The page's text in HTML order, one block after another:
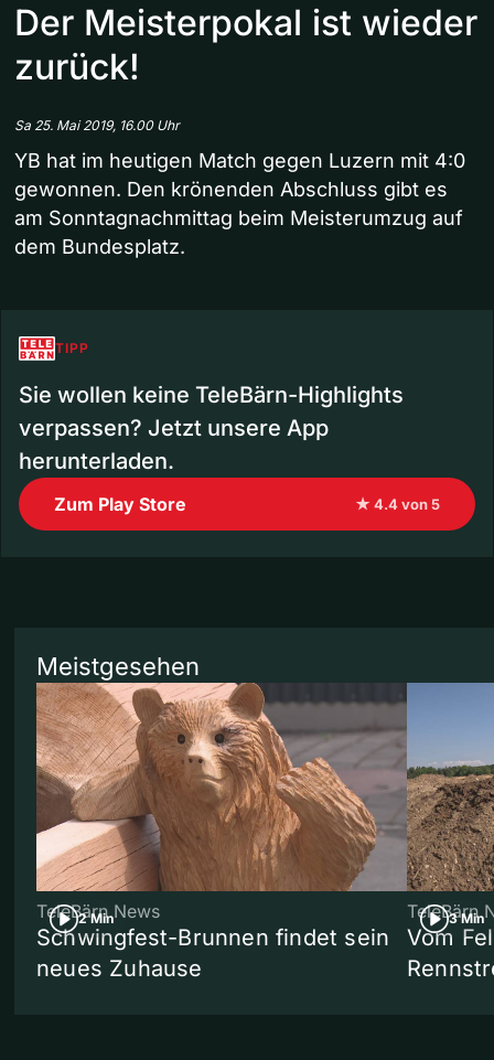
Der Meisterpokal ist wieder
zurück!
Sa 25. Mai 2019, 16.00 Uhr
YB hat im heutigen Match gegen Luzern mit 4:0
gewonnen. Den krönenden Abschluss gibt es
am Sonntagnachmittag beim Meisterumzug auf
dem Bundesplatz.
TIPP
Sie wollen keine TeleBärn-Highlights
verpassen? Jetzt unsere App
herunterladen.
Zum Play Store ★ 4.4 von 5
Meistgesehen
2 Min
TeleBärn News
Schwingfest-Brunnen findet sein
neues Zuhause
3 Min
TeleBärn
Vom